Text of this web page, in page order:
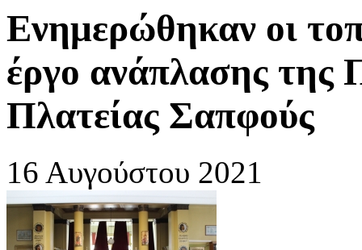
Ενημερώθηκαν οι
έργο ανάπλασης της
Πλατείας Σαπφούς
16 Αυγούστου 2021